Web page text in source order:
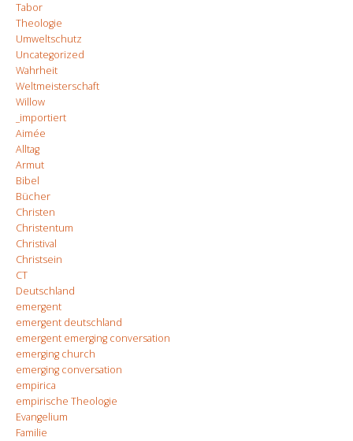
Tabor
Theologie
Umweltschutz
Uncategorized
Wahrheit
Weltmeisterschaft
Willow
_importiert
Aimée
Alltag
Armut
Bibel
Bücher
Christen
Christentum
Christival
Christsein
CT
Deutschland
emergent
emergent deutschland
emergent emerging conversation
emerging church
emerging conversation
empirica
empirische Theologie
Evangelium
Familie